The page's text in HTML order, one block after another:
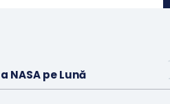
NASA pe Lună